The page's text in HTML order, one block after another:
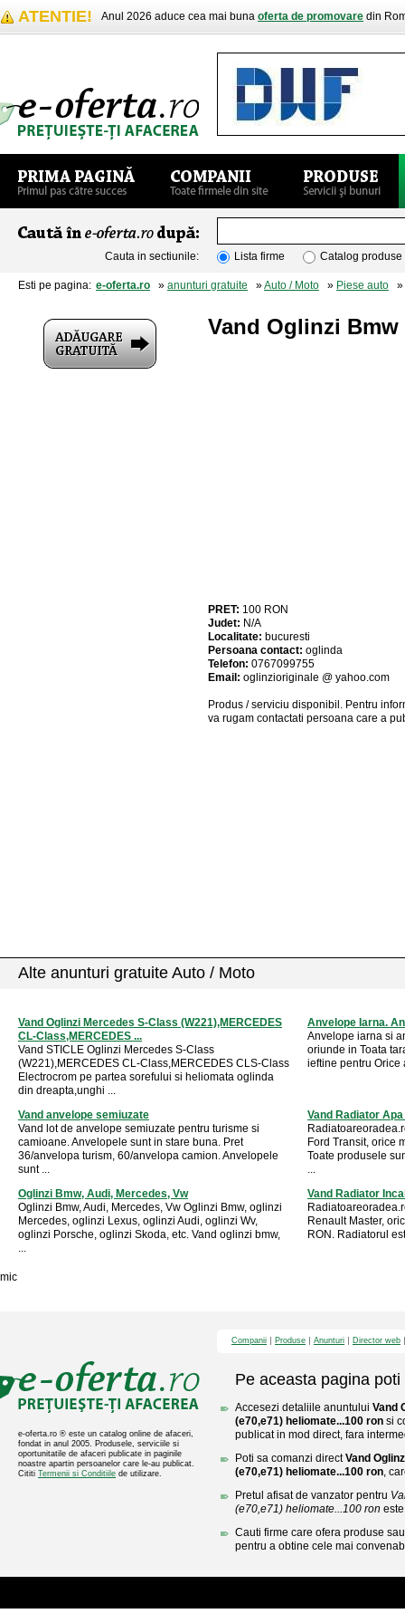
ATENTIE! Anul 2026 aduce cea mai buna oferta de promovare din
Cauta in sectiunile: Lista firme Catalog produse
Esti pe pagina: e-oferta.ro » anunturi gratuite »Auto / Moto » Piese auto »
Vand Oglinzi Bmw
PRET: 100 RON
Judet: N/A
Localitate: bucuresti
Persoana contact: oglinda
Telefon: 0767099755
Email: oglinzioriginale @ yahoo.com
Produs / serviciu disponibil . Pentru
va rugam contactati persoana care a
Alte anunturi gratuite Auto / Moto
Vand Oglinzi Mercedes S-Class (W221),MERCEDES
CL-Class,MERCEDES ...
Vand STICLE Oglinzi Mercedes S-Class
(W221),MERCEDES CL-Class,MERCEDES CLS-Class
Electrocrom pe partea sorefului si heliomata oglinda
din dreapta,unghi ...
Anvelope Iarna.
Anvelope iarna si
oriunde in Toata
ieftine pentru Orice
Vand anvelope semiuzate
Vand lot de anvelope semiuzate pentru turisme si
camioane. Anvelopele sunt in stare buna. Pret
36/anvelopa turism, 60/anvelopa camion. Anvelopele
sunt ...
Vand Radiator
Ford Transit, orice
Toate produsele
...
Oglinzi Bmw, Audi, Mercedes, Vw
Oglinzi Bmw, Audi, Mercedes, Vw Oglinzi Bmw, oglinzi
Mercedes, oglinzi Lexus, oglinzi Audi, oglinzi Wv,
oglinzi Porsche, oglinzi Skoda, etc. Vand oglinzi bmw,
...
Vand Radiator
Renault Master,
RON. Radiatorul
mic
e-oferta.ro ® este un catalog online de afaceri,
fondat in anul 2005. Produsele, serviciile si
oportunitatile de afaceri publicate in paginile
noastre apartin persoanelor care le-au publicat.
Cititi Termenii si Conditiile de utilizare.
Companii Produse Anunturi Director web
Pe aceasta pagina poti
Accesezi detaliile anuntului Vand
(e70,e71) heliomate...100 ron si
publicat in mod direct, fara
Poti sa comanzi directVand
(e70,e71) heliomate...100 ron,
Pretul afisat de vanzator pentru
(e70,e71) heliomate...100 ron
Cauti firme care ofera produse
pentru a obtine cele mai